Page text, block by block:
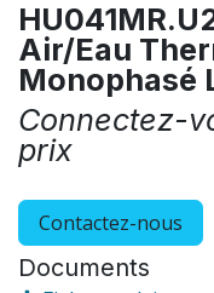
Air/Eau
Monophasé
Connectez-
prix
Contactez-nous
Documents